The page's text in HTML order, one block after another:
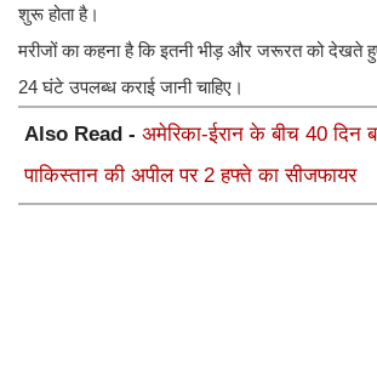
शुरू होता है।
मरीजों का कहना है कि इतनी भीड़ और जरूरत को देखते हुए
24 घंटे उपलब्ध कराई जानी चाहिए।
Also Read - अमेरिका-ईरान के बीच 40 दिन
पाकिस्तान की अपील पर 2 हफ्ते का सीजफायर